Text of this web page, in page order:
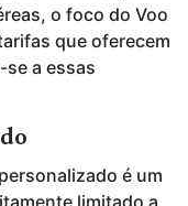
o foco do Voo
que oferecem
a essas
é um
limitado a